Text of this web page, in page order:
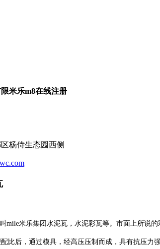
米乐m8在线注册
杨侍生态园西侧
mile米乐集团水泥瓦，水泥彩瓦等。市面上所说
比后，通过模具，经高压压制而成，具有抗压力